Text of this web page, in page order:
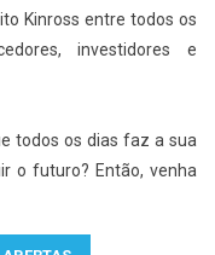
Kinross entre todos os
investidores e
todos os dias faz a sua
o futuro? Então, venha